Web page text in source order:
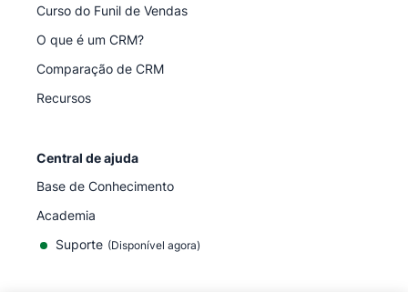
Curso do Funil de Vendas
O que é um CRM?
Comparação de CRM
Recursos
Central de ajuda
Base de Conhecimento
Academia
Suporte (Disponível agora)